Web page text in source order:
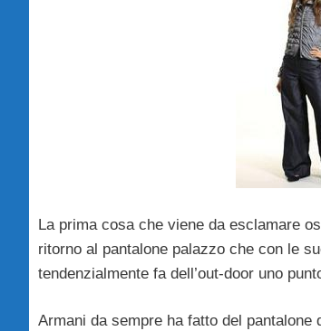
La prima cosa che viene da esclamare
ritorno al pantalone palazzo che con le
tendenzialmente fa dell’out-door uno
Armani da sempre ha fatto del